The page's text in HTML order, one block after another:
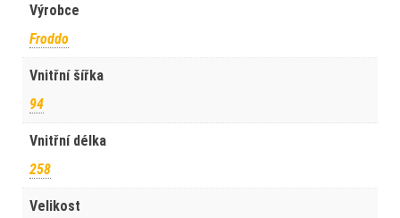
Výrobce
Froddo
Vnitřní šířka
94
Vnitřní délka
258
Velikost